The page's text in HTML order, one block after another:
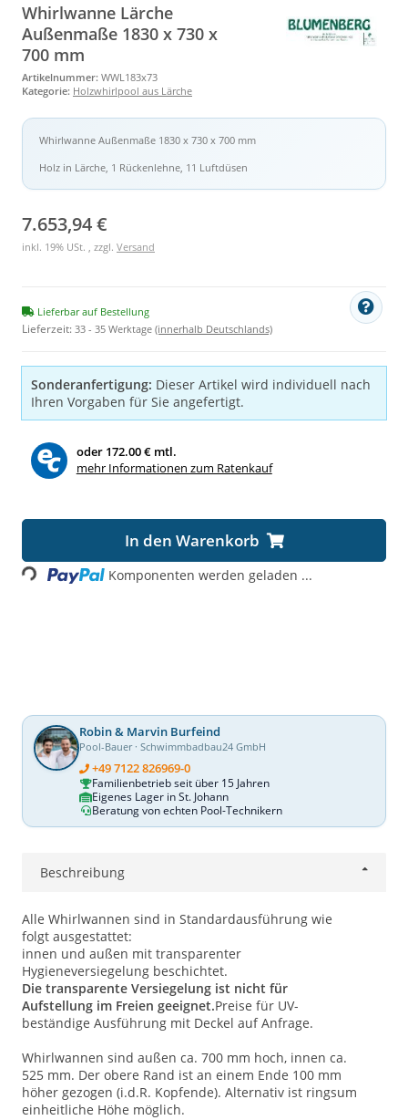
Whirlwanne Lärche
Außenmaße 1830 x 730 x
700 mm
Artikelnummer: WWL183x73
Kategorie: Holzwhirlpool aus Lärche
Whirlwanne Außenmaße 1830 x 730 x 700 mm
Holz in Lärche, 1 Rückenlehne, 11 Luftdüsen
7.653,94 €
inkl. 19% USt. , zzgl. Versand
Lieferbar auf Bestellung
Lieferzeit: 33 - 35 Werktage (innerhalb Deutschlands)
Sonderanfertigung: Dieser Artikel wird individuell nach
Ihren Vorgaben für Sie angefertigt.
oder 172.00 € mtl.
mehr Informationen zum Ratenkauf
In den Warenkorb
Loading... Komponenten werden geladen ...
Robin & Marvin Burfeind
Pool-Bauer · Schwimmbadbau24 GmbH
+49 7122 826969-0
Familienbetrieb seit über 15 Jahren
Eigenes Lager in St. Johann
Beratung von echten Pool-Technikern
Beschreibung
Alle Whirlwannen sind in Standardausführung wie
folgt ausgestattet:
innen und außen mit transparenter
Hygieneversiegelung beschichtet.
Die transparente Versiegelung ist nicht für
Aufstellung im Freien geeignet.Preise für UV-
beständige Ausführung mit Deckel auf Anfrage.
Whirlwannen sind außen ca. 700 mm hoch, innen ca.
525 mm. Der obere Rand ist an einem Ende 100 mm
höher gezogen (i.d.R. Kopfende). Alternativ ist ringsum
einheitliche Höhe möglich.